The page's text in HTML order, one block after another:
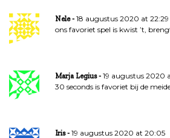
Nele
18 augustus 2020 at 22:29
ons favoriet spel is kwist ’t,
Marja Legius
19 augustus 2020
30 seconds is favoriet bij de
Iris
19 augustus 2020 at 20:05